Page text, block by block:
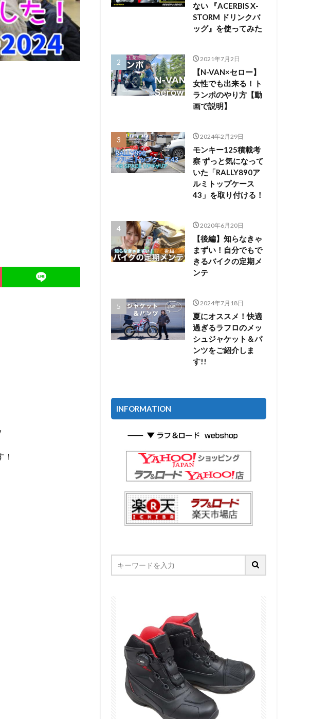
ない 『ACERBIS X-
STORM ドリンクバ
ッグ』を使ってみた
2021年7月2日
【N-VAN×セロー】
女性でも出来る！ト
ランポのやり方【動
画で説明】
2024年2月29日
モンキー125積載考
察 ずっと気になって
いた「RALLY890ア
ルミトップケース
43」を取り付ける！
2020年6月20日
【後編】知らなきゃ
まずい！自分でもで
きるバイクの定期メ
ンテ
2024年7月18日
夏にオススメ！快適
過ぎるラフロのメッ
シュジャケット＆パ
ンツをご紹介しま
す!!
INFORMATION